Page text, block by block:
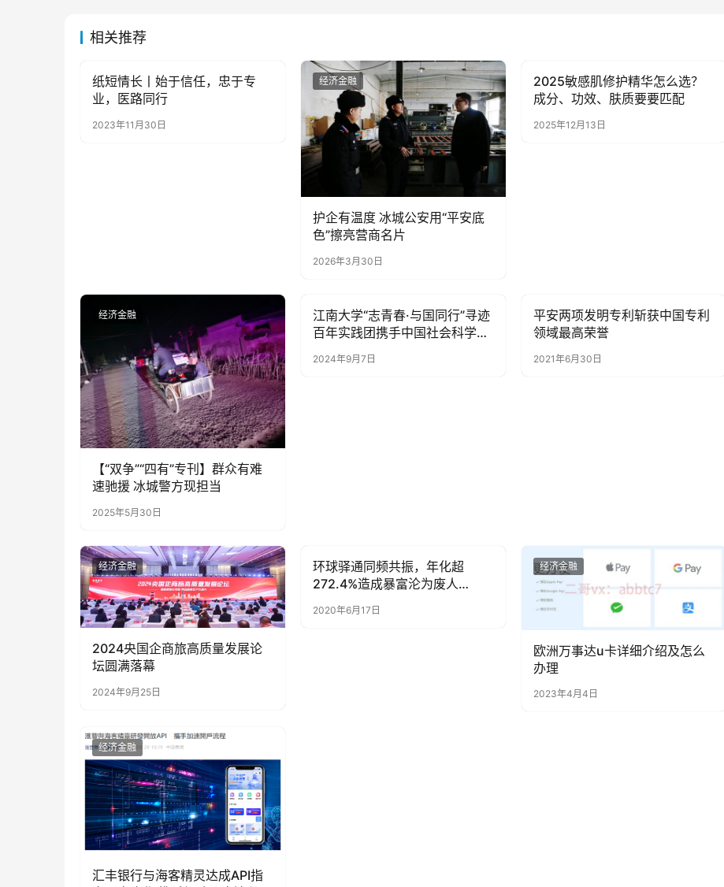
相关推荐
经济金融
纸短情长丨始于信任，忠于专
业，医路同行
2023年11月30日
经济金融
护企有温度 冰城公安用“平安底
色”擦亮营商名片
2026年3月30日
经济金融
2025敏感肌修护精华怎么选？
成分、功效、肤质要要匹配
2025年12月13日
经济金融
【“双争”“四有”专刊】群众有难
速驰援 冰城警方现担当
2025年5月30日
经济金融
江南大学“志青春·与国同行”寻迹
百年实践团携手中国社会科学院
经济研究所开展“第五次无锡、
保定农村调查”
2024年9月7日
经济金融
平安两项发明专利斩获中国专利
领域最高荣誉
2021年6月30日
经济金融
2024央国企商旅高质量发展论
坛圆满落幕
2024年9月25日
经济金融
环球驿通同频共振，年化超
272.4%造成暴富沦为废人
2020年6月17日
经济金融
欧洲万事达u卡详细介绍及怎么
办理
2023年4月4日
经济金融
汇丰银行与海客精灵达成API指